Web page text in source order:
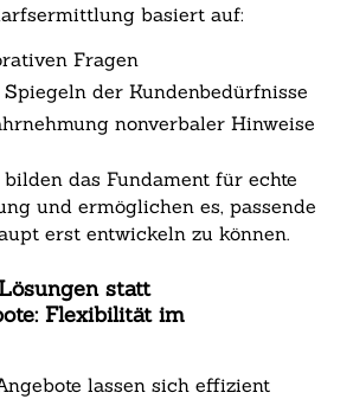
basiert auf:
Fragen
der Kundenbedürfnisse
nonverbaler Hinweise
das Fundament für echte
und ermöglichen es, passende
erst entwickeln zu können.
statt
Flexibilität im
lassen sich effizient